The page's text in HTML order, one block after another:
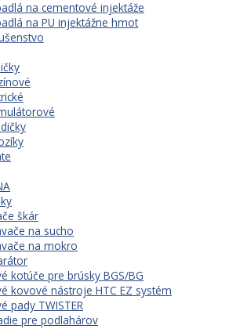
na cementové injektáže
na PU injektážne hmot
škár
na sucho
na mokro
kotúče pre brúsky BGS/BG
kovové nástroje HTC EZ systém
pady TWISTER
pre podlahárov